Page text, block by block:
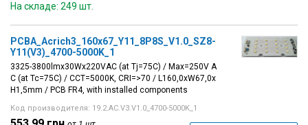
На складе: 249 шт.
PCBA_Acrich3_160x67_Y11_8P8S_V1.0_SZ8-
Y11(V3)_4700-5000K_1
3325-3800lmx30Wx220VAC (at Tj=75C) / Max=250V A
C (at Tc=75C) / CCT=5000K, CRI=>70 / L160,0xW67,0x
H1,5mm / PCB FR4, with installed components
Код производителя: 19.2.AC.V3.V1.0_4700-5000K_1